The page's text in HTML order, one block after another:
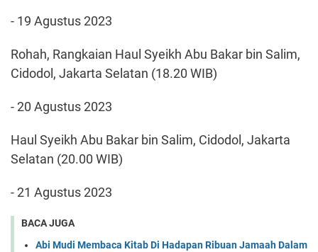
- 19 Agustus 2023
Rohah, Rangkaian Haul Syeikh Abu Bakar bin Salim,
Cidodol, Jakarta Selatan (18.20 WIB)
- 20 Agustus 2023
Haul Syeikh Abu Bakar bin Salim, Cidodol, Jakarta
Selatan (20.00 WIB)
- 21 Agustus 2023
BACA JUGA
Abi Mudi Membaca Kitab Di Hadapan Ribuan Jamaah Dalam